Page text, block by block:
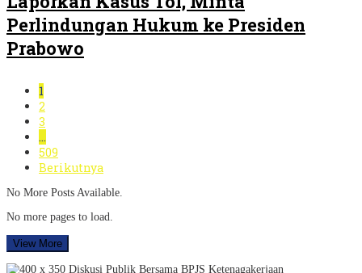
Perlindungan Hukum ke Presiden
Prabowo
1
2
3
…
509
Berikutnya
No More Posts Available.
No more pages to load.
View More